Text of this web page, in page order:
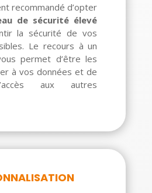
recommandé d’opter
de sécurité élevé
la sécurité de vos
Le recours à un
permet d’être les
à vos données et de
aux autres